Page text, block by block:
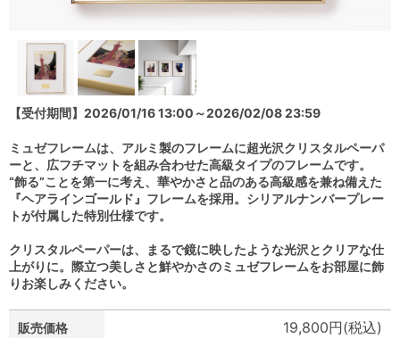
【受付期間】2026/01/16 13:00～2026/02/08 23:59
ミュゼフレームは、アルミ製のフレームに超光沢クリスタルペーパ
ーと、広フチマットを組み合わせた高級タイプのフレームです。
“飾る”ことを第一に考え、華やかさと品のある高級感を兼ね備えた
『ヘアラインゴールド』フレームを採用。シリアルナンバープレー
トが付属した特別仕様です。
クリスタルペーパーは、まるで鏡に映したような光沢とクリアな仕
上がりに。際立つ美しさと鮮やかさのミュゼフレームをお部屋に飾
りお楽しみください。
販売価格 19,800円(税込)